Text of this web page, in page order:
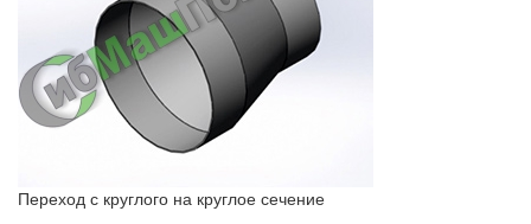
Переход с круглого на круглое сечение